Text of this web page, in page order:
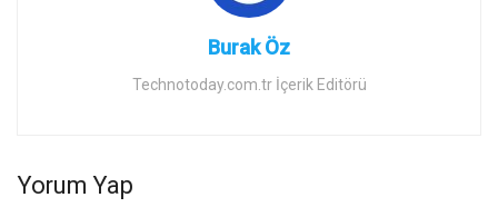
Burak Öz
Technotoday.com.tr İçerik Editörü
Yorum Yap